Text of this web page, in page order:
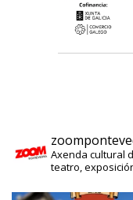
Axenda cultural
teatro,